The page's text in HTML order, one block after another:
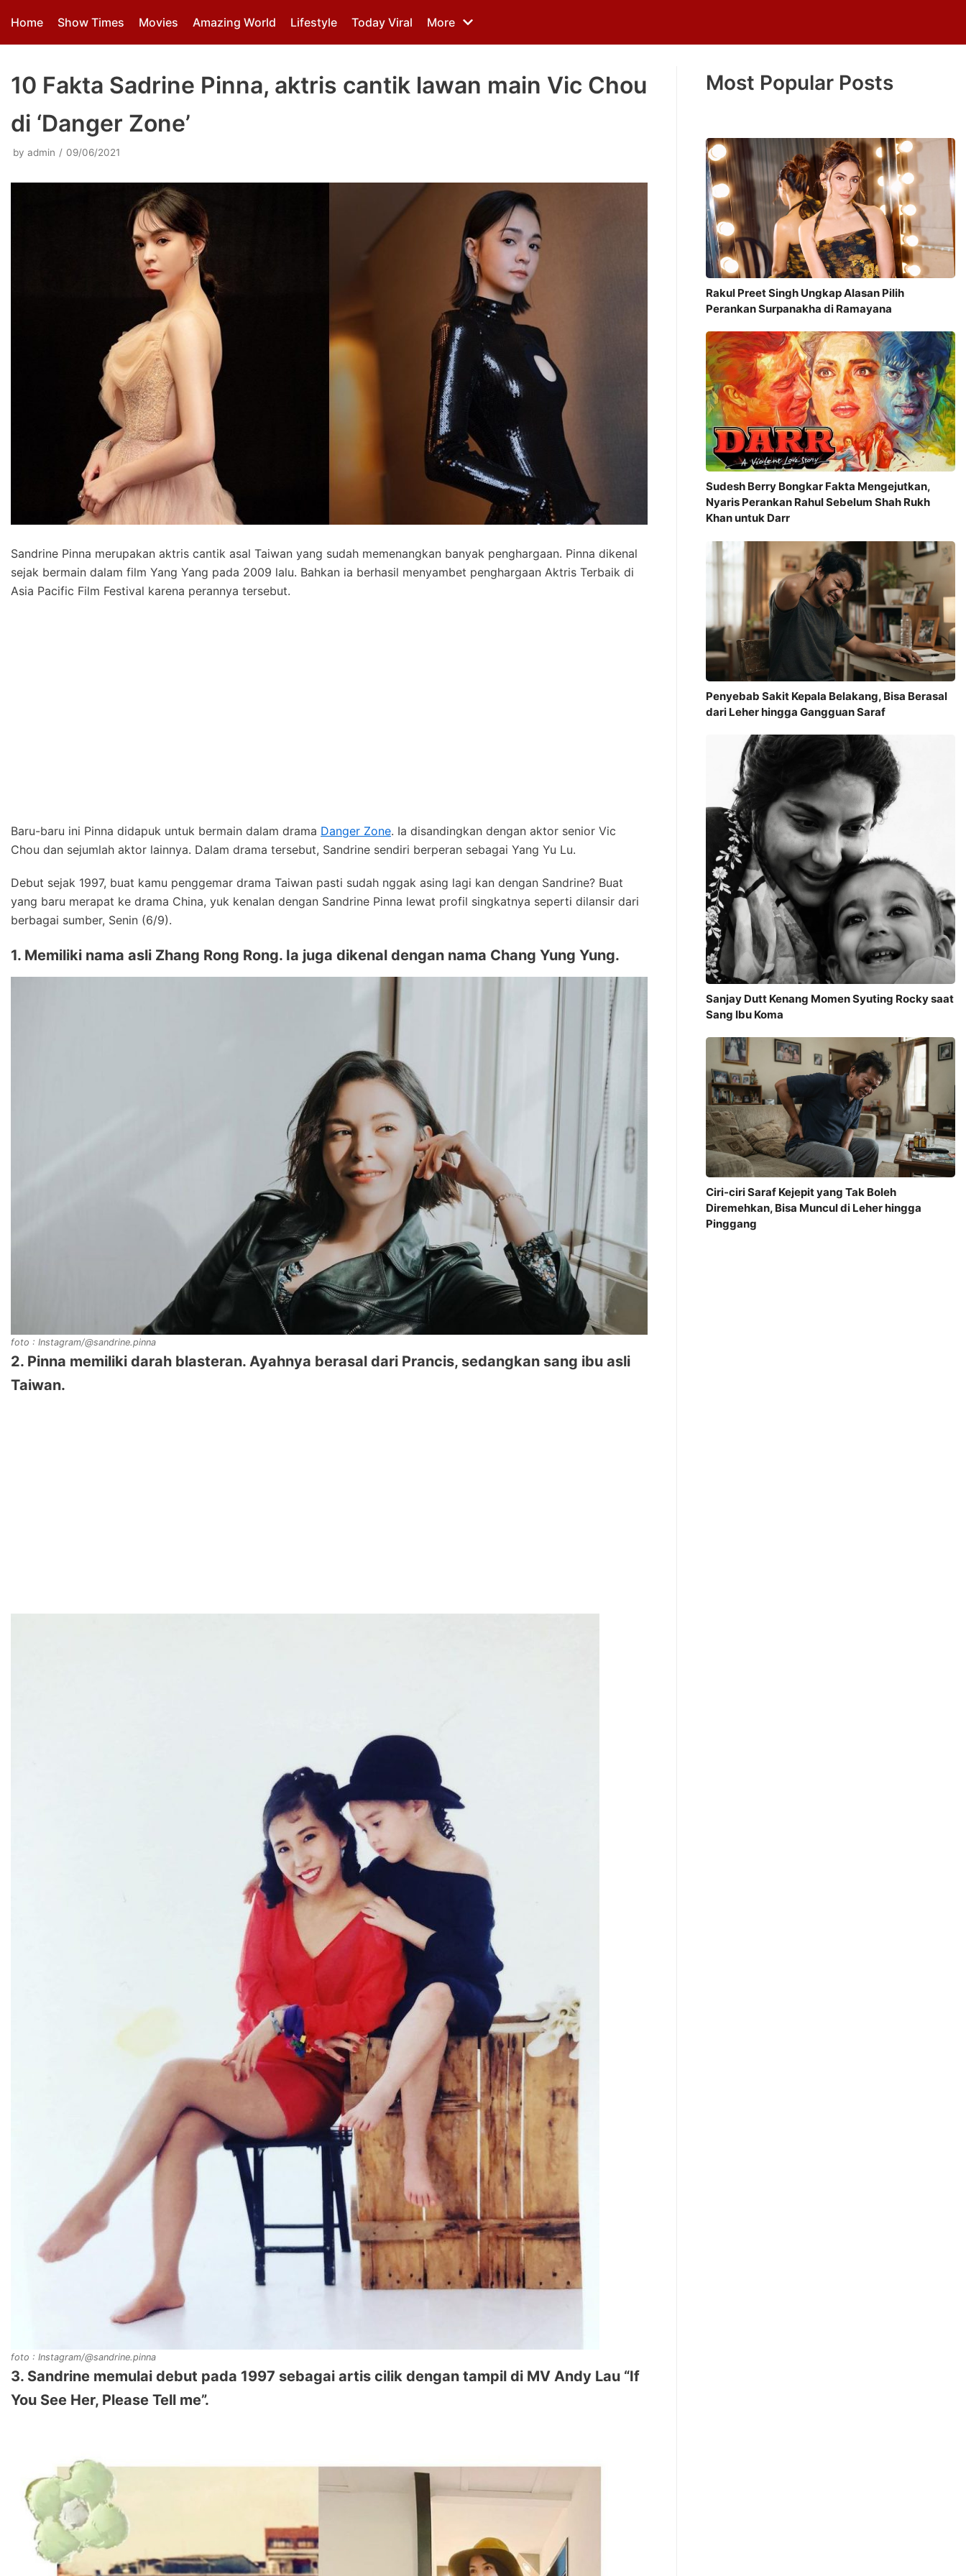
Skip
Home Show Times Movies Amazing World Lifestyle Today Viral More
10 Fakta Sadrine Pinna, aktris cantik lawan main Vic Chou
di ‘Danger Zone’
by admin 09/06/2021
Sandrine Pinna merupakan aktris cantik asal Taiwan yang sudah memenangkan banyak penghargaan. Pinna dikenal
sejak bermain dalam film Yang Yang pada 2009 lalu. Bahkan ia berhasil menyambet penghargaan Aktris Terbaik di
Asia Pacific Film Festival karena perannya tersebut.
Baru-baru ini Pinna didapuk untuk bermain dalam drama Danger Zone. Ia disandingkan dengan aktor senior Vic
Chou dan sejumlah aktor lainnya. Dalam drama tersebut, Sandrine sendiri berperan sebagai Yang Yu Lu.
Debut sejak 1997, buat kamu penggemar drama Taiwan pasti sudah nggak asing lagi kan dengan Sandrine? Buat
yang baru merapat ke drama China, yuk kenalan dengan Sandrine Pinna lewat profil singkatnya seperti dilansir dari
berbagai sumber, Senin (6/9).
1. Memiliki nama asli Zhang Rong Rong. Ia juga dikenal dengan nama Chang Yung Yung.
foto : Instagram/@sandrine.pinna
2. Pinna memiliki darah blasteran. Ayahnya berasal dari Prancis, sedangkan sang ibu asli
Taiwan.
foto : Instagram/@sandrine.pinna
3. Sandrine memulai debut pada 1997 sebagai artis cilik dengan tampil di MV Andy Lau “If
You See Her, Please Tell me”.
Most Popular Posts
Rakul Preet Singh Ungkap Alasan Pilih
Perankan Surpanakha di Ramayana
Sudesh Berry Bongkar Fakta Mengejutkan,
Nyaris Perankan Rahul Sebelum Shah Rukh
Khan untuk Darr
Penyebab Sakit Kepala Belakang, Bisa Berasal
dari Leher hingga Gangguan Saraf
Sanjay Dutt Kenang Momen Syuting Rocky saat
Sang Ibu Koma
Ciri-ciri Saraf Kejepit yang Tak Boleh
Diremehkan, Bisa Muncul di Leher hingga
Pinggang